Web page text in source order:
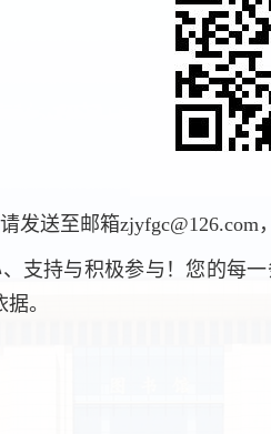
发送至邮箱
支持与积极参与！您的每
。